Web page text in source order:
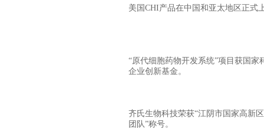
美国CHI产品在中国和亚太地区正式
“原代细胞药物开发系统”项目获国家
企业创新基金。
齐氏生物科技荣获“江阴市国家高新
团队”称号。